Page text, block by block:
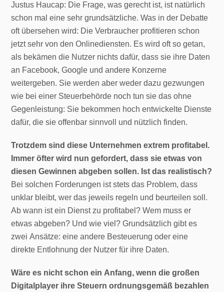
Justus Haucap: Die Frage, was gerecht ist, ist natürlich
schon mal eine sehr grundsätzliche. Was in der Debatte
oft übersehen wird: Die Verbraucher profitieren schon
jetzt sehr von den Onlinediensten. Es wird oft so getan,
als bekämen die Nutzer nichts dafür, dass sie ihre Daten
an Facebook, Google und andere Konzerne
weitergeben. Sie werden aber weder dazu gezwungen
wie bei einer Steuerbehörde noch tun sie das ohne
Gegenleistung: Sie bekommen hoch entwickelte Dienste
dafür, die sie offenbar sinnvoll und nützlich finden.
Trotzdem sind diese Unternehmen extrem profitabel.
Immer öfter wird nun gefordert, dass sie etwas von
diesen Gewinnen abgeben sollen. Ist das realistisch?
Bei solchen Forderungen ist stets das Problem, dass
unklar bleibt, wer das jeweils regeln und beurteilen soll.
Ab wann ist ein Dienst zu profitabel? Wem muss er
etwas abgeben? Und wie viel? Grundsätzlich gibt es
zwei Ansätze: eine andere Besteuerung oder eine
direkte Entlohnung der Nutzer für ihre Daten.
Wäre es nicht schon ein Anfang, wenn die großen
Digitalplayer ihre Steuern ordnungsgemäß bezahlen